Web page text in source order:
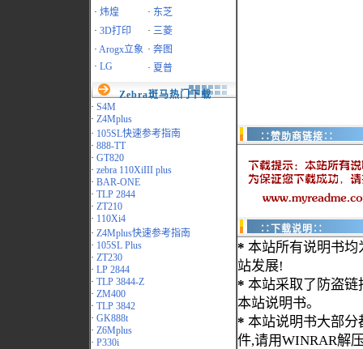
· 炜煌 · 东芝
· 3D打印 · 三菱
· Arogx立象 · 奔图
· LG · 夏普
Zebra斑马热门下载
· S4M
· Z4Mplus
· 105SL快速参考指南
· 888-TT
· GT820
· zebra 110XiIII plus
· BAR-ONE
· TLP 2844
· ZT210
· 110Xi4
· Z4Mplus快速参考指南
· 105SL Plus
· ZT230
· LP 2844
· TLP 3844-Z
· ZM400
· TLP 3842
· GK888t
· Z6Mplus
· P330i
∷赞助商链接∷
∷下载说明∷
* 本站所有说明书均
站发展!
* 本站采取了防盗链
本站说明书。
* 本站说明书大部分
件,请用WINRAR解